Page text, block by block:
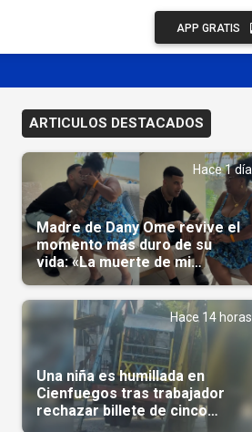
APP GRATIS
ARTICULOS DESTACADOS
Hace 1 día
Madre de Dany Ome revive el
momento más duro de su
vida: «La muerte de mi
nieto»(Video)
Hace 14 horas
Una niña es humillada en
Cienfuegos tras trabajador
rechazar billete de cinco
pesos